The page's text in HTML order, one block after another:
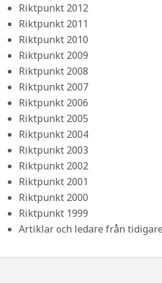
Riktpunkt 2012
Riktpunkt 2011
Riktpunkt 2010
Riktpunkt 2009
Riktpunkt 2008
Riktpunkt 2007
Riktpunkt 2006
Riktpunkt 2005
Riktpunkt 2004
Riktpunkt 2003
Riktpunkt 2002
Riktpunkt 2001
Riktpunkt 2000
Riktpunkt 1999
Artiklar och ledare från